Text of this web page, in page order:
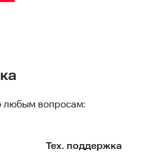
любым вопросам:
Тех. поддержка